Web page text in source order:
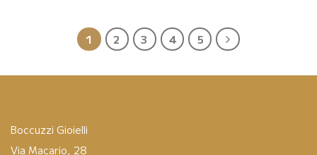
1 2 3 4 5
Boccuzzi Gioielli
Via Macario, 28